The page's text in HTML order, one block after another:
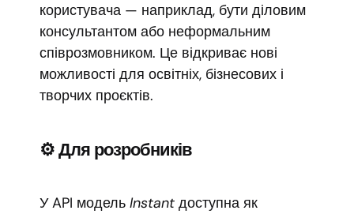
користувача — наприклад, бути діловим
консультантом або неформальним
співрозмовником. Це відкриває нові
можливості для освітніх, бізнесових і
творчих проєктів.
⚙️ Для розробників
У API модель Instant доступна як